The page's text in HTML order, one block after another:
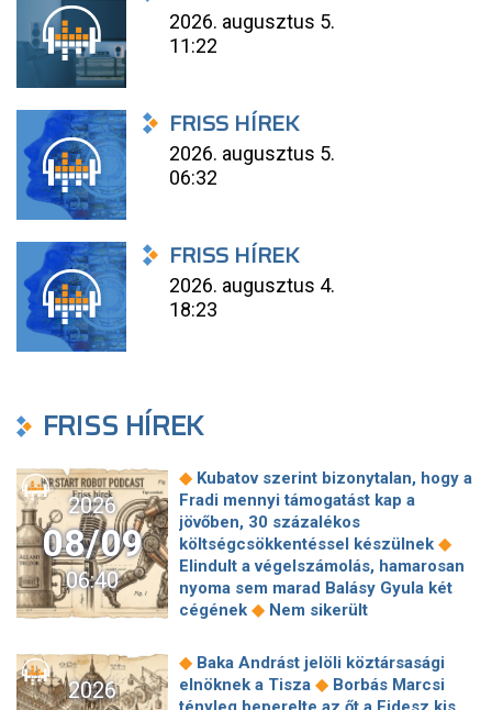
2026. augusztus 5.
11:22
FRISS HÍREK
2026. augusztus 5.
06:32
FRISS HÍREK
2026. augusztus 4.
18:23
FRISS HÍREK
2026
08/09
06:40
◆ Kubatov szerint bizonytalan, hogy a
Fradi mennyi támogatást kap a
jövőben, 30 százalékos
költségcsökkentéssel készülnek ◆
Elindult a végelszámolás, hamarosan
nyoma sem marad Balásy Gyula két
cégének ◆ Nem sikerült
tojással dobálták meg a
miniszterelnököt – Koszovóban
◆
Szépségipar és orvosi turizmus:
2026
◆ Baka Andrást jelöli köztársasági
elnöknek a Tisza ◆ Borbás Marcsi